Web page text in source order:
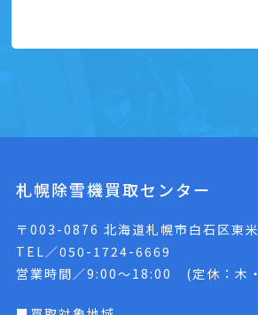
札幌除雪機買取センター
〒003-0876 北海道札幌市白石区東
TEL／050-1724-6669
営業時間／9:00〜18:00 (定休：木